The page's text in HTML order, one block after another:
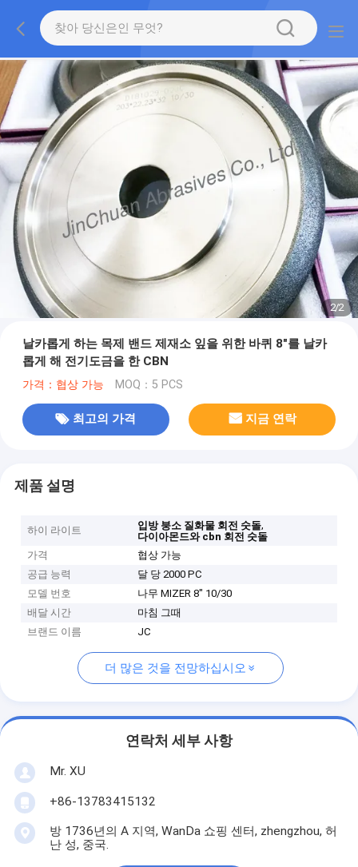
2/2
날카롭게 하는 목제 밴드 제재소 잎을 위한 바퀴 8"를 날카
롭게 해 전기도금을 한 CBN
가격：협상 가능 MOQ：5 PCS
최고의 가격 지금 연락
제품 설명
하이 라이트 입방 붕소 질화물 회전 숫돌,
다이아몬드와 cbn 회전 숫돌
가격
협상 가능
공급 능력
달 당 2000 PC
모델 번호
나무 MIZER 8" 10/30
배달 시간
마침 그때
브랜드 이름
JC
더 많은 것을 전망하십시오
연락처 세부 사항
Mr. XU
+86-13783415132
방 1736년의 A 지역, WanDa 쇼핑 센터, zhengzhou, 허
난 성, 중국.